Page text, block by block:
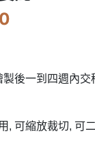
後一到四週內交
, 可縮放裁切, 可